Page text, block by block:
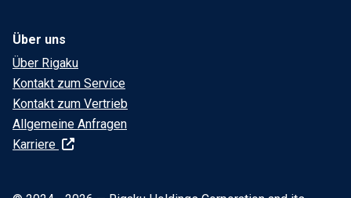
Über uns
Über Rigaku
Kontakt zum Service
Kontakt zum Vertrieb
Allgemeine Anfragen
Karriere